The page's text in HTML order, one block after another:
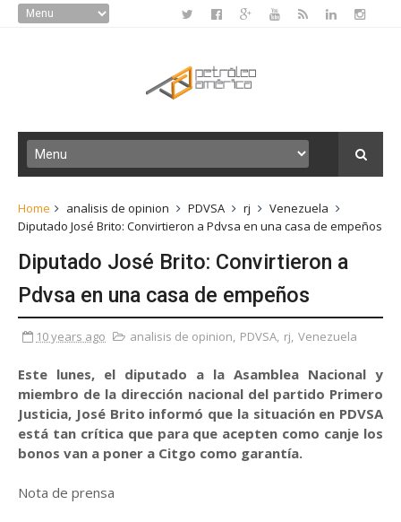
Home analisis de opinion PDVSA rj
Venezuela
Diputado José Brito: Convirtieron a Pdvsa en una casa de empeños
Diputado José Brito: Convirtieron a
Pdvsa en una casa de empeños
10 years ago analisis de opinion, PDVSA, rj, Venezuela
Este lunes, el diputado a la Asamblea Nacional y
miembro de la dirección nacional del partido Primero
Justicia, José Brito informó que la situación en PDVSA
está tan crítica que para que acepten como canje los
bonos van a poner a Citgo como garantía.
Nota de prensa